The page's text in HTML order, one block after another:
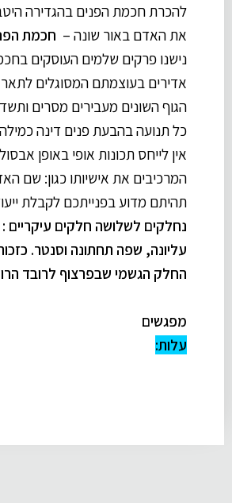
להכרת חכמת הפנים בהגדירה
את האדם באור שונה – חכמת
נישנו פרקים שלמים העוסקים
אדירים בעוצמתם המסוגלים
הגוף השונים מעבירים מסרים
כל תנועה בהבעת פנים דינה
אין לייחס תכונות אופי באופן
המרכיבים את אישיותו כגון: שם
תהיתם מדוע בפנייתכם לקבלת
נחלקים לשלושה חלקים עיקריים
החלק הגשמי שבפרצוף לרובד
מפגשים
עלות: